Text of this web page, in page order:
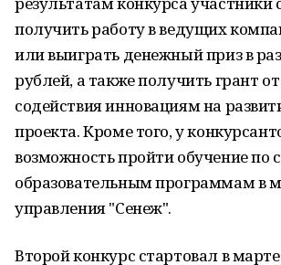
получить работу в ведущих
или выиграть денежный приз в
рублей, а также получить грант
содействия инновациям на
проекта. Кроме того, у
возможность пройти обучение по
образовательным программам в
управления "Сенеж".
Второй конкурс стартовал в